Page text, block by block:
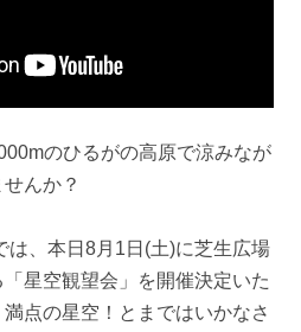
のひるがの高原で涼みなが
んか？
は、本日8月1日(土)に芝生広場
星空観望会」を開催決定いた
点の星空！とまではいかなさ